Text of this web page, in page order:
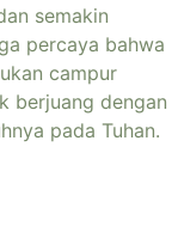
semakin
percaya bahwa
campur
berjuang dengan
pada Tuhan.